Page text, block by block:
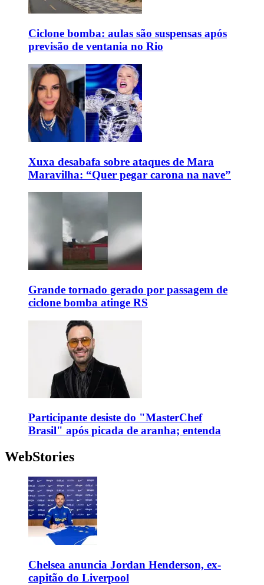
Ciclone bomba: aulas são suspensas após
previsão de ventania no Rio
Xuxa desabafa sobre ataques de Mara
Maravilha: “Quer pegar carona na nave”
Grande tornado gerado por passagem de
ciclone bomba atinge RS
Participante desiste do "MasterChef
Brasil" após picada de aranha; entenda
WebStories
Chelsea anuncia Jordan Henderson, ex-
capitão do Liverpool